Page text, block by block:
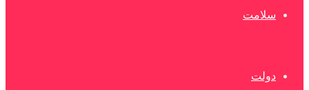
سلامت
دولت